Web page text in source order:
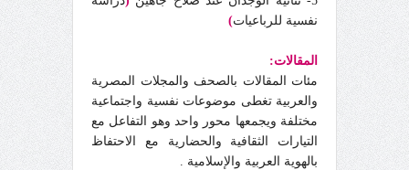
نفسية للرباعيات)
المقالات:
مئات المقالات بالصحف والمجلات المصرية
والعربية تغطى موضوعات نفسية واجتماعية
مختلفة ويجمعها محور واحد وهو التفاعل مع
التيارات الثقافية والحضارية مع الاحتفاظ
بالهوية العربية والإسلامية .